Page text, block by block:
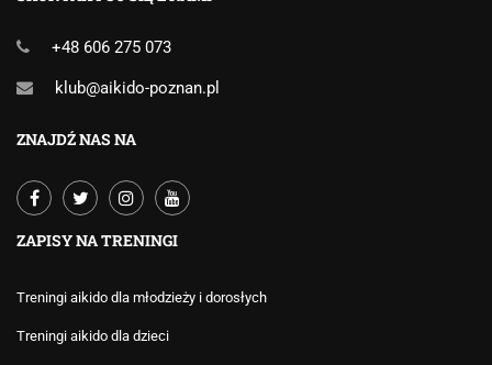
+48 606 275 073
klub@aikido-poznan.pl
ZNAJDŹ NAS NA
ZAPISY NA TRENINGI
Treningi aikido dla młodzieży i dorosłych
Treningi aikido dla dzieci